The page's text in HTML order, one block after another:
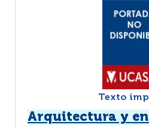
Texto
Arquitectura y